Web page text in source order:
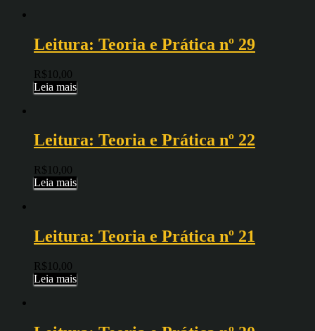
Leitura: Teoria e Prática nº 29
R$ 10,00
Leia mais
Leitura: Teoria e Prática nº 22
R$ 10,00
Leia mais
Leitura: Teoria e Prática nº 21
R$ 10,00
Leia mais